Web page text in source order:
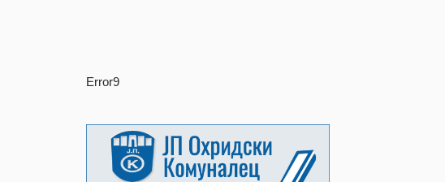
Error9